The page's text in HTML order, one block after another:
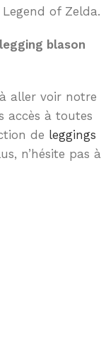
of Zelda.
blason
aller voir notre
accès à toutes
de leggings
n’hésite pas à